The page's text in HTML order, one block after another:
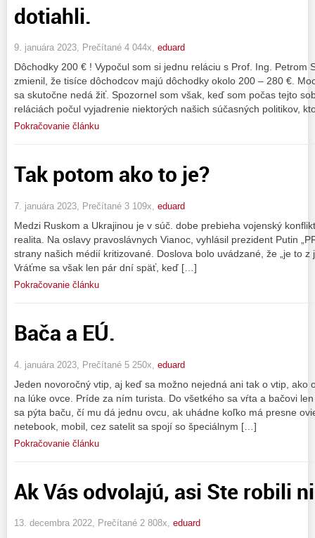
dotiahli.
9. januára 2023, Prečítané 4 044x, eduard
Dôchodky 200 € ! Vypočul som si jednu reláciu s Prof. Ing. Petrom
zmienil, že tisíce dôchodcov majú dôchodky okolo 200 – 280 €.
sa skutočne nedá žiť. Spozornel som však, keď som počas tejto
reláciách počul vyjadrenie niektorých našich súčasných politikov,
Pokračovanie článku
Tak potom ako to je?
7. januára 2023, Prečítané 3 109x, eduard
Medzi Ruskom a Ukrajinou je v súč. dobe prebieha vojenský
realita. Na oslavy pravoslávnych Vianoc, vyhlásil prezident Putin
strany našich médií kritizované. Doslova bolo uvádzané, že „je to
Vráťme sa však len pár dní späť, keď […]
Pokračovanie článku
Bača a EÚ.
4. januára 2023, Prečítané 5 250x, eduard
Jeden novoročný vtip, aj keď sa možno nejedná ani tak o vtip, ako
na lúke ovce. Príde za ním turista. Do všetkého sa vŕta a bačovi
sa pýta baču, čí mu dá jednu ovcu, ak uhádne koľko má presne
netebook, mobil, cez satelit sa spojí so špeciálnym […]
Pokračovanie článku
Ak Vás odvolajú, asi Ste robili
13. decembra 2022, Prečítané 2 808x, eduard